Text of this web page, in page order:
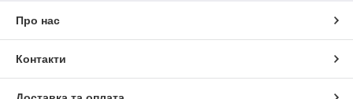
Про нас
Контакти